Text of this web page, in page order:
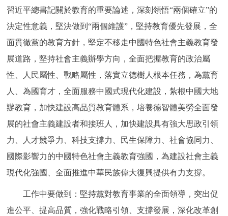
北京概況 十六區概覽 人文北京
綠色北京 圖説北京 視頻北京
多語種
ENGLISH 한국어 日本語
DEUTSCH FRANÇAIS РУССКИЙ ЯЗЫК
ESPAÑOL العربية PORTUGUÊS
ITALIANO
習近平總書記關於教育的重要論述，深刻領悟“兩個確立”的
決定性意義，堅決做到“兩個維護”，堅持教育優先發展，全
面貫徹黨的教育方針，堅定不移走中國特色社會主義教育發
展道路，堅持社會主義辦學方向，全面把握教育的政治屬
性、人民屬性、戰略屬性，落實立德樹人根本任務，為黨育
人、為國育才，全面服務中國式現代化建設，紮根中國大地
辦教育，加快建設高品質教育體系，培養德智體美勞全面發
展的社會主義建設者和接班人，加快建設具有強大思政引領
力、人才競爭力、科技支撐力、民生保障力、社會協同力、
國際影響力的中國特色社會主義教育強國，為建設社會主義
現代化強國、全面推進中華民族偉大復興提供有力支撐。
工作中要做到：堅持黨對教育事業的全面領導，突出促
進公平、提高品質，強化戰略引領、支撐發展，深化改革創